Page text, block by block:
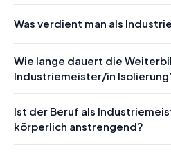
Was verdient man als
Wie lange dauert die
Industriemeister/in
Ist der Beruf als
körperlich anstrengend?